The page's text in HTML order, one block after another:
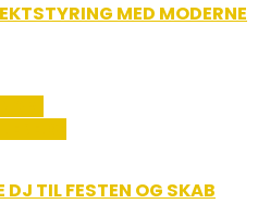
MED MODERNE
DJ TIL FESTEN OG SKAB